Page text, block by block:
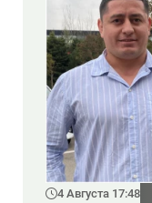
4 Августа 17:48